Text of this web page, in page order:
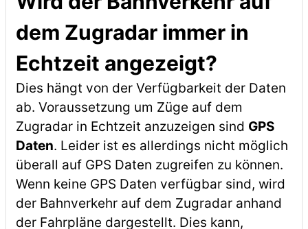
dem Zugradar immer in
Echtzeit angezeigt?
Dies hängt von der Verfügbarkeit der Daten
ab. Voraussetzung um Züge auf dem
Zugradar in Echtzeit anzuzeigen sind GPS
Daten. Leider ist es allerdings nicht möglich
überall auf GPS Daten zugreifen zu können.
Wenn keine GPS Daten verfügbar sind, wird
der Bahnverkehr auf dem Zugradar anhand
der Fahrpläne dargestellt. Dies kann,